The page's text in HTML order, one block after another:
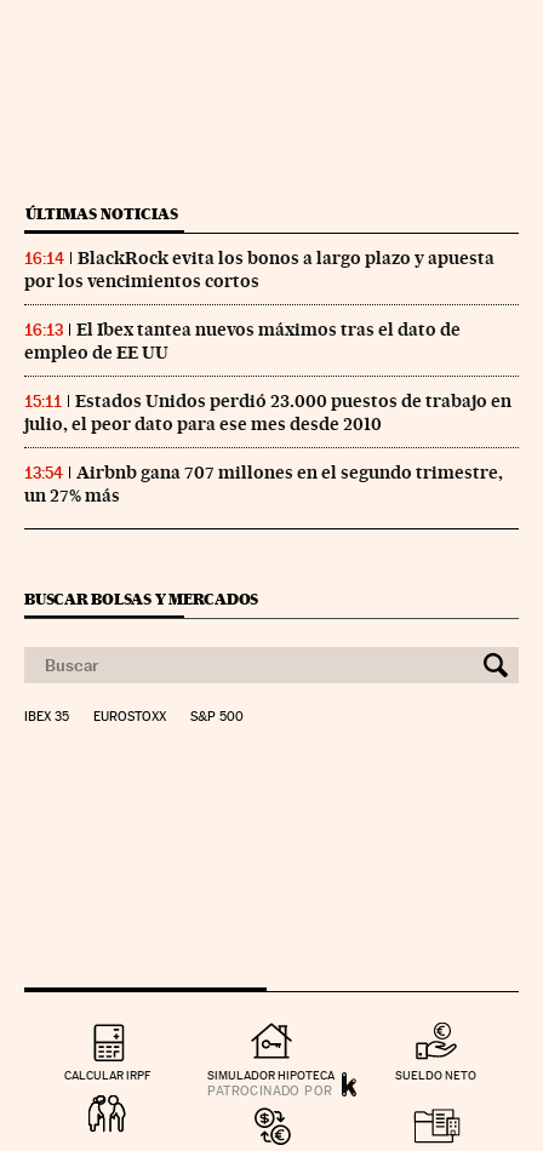
ÚLTIMAS NOTICIAS
16:14
BlackRock evita los bonos a largo plazo y apuesta
por los vencimientos cortos
16:13
El Ibex tantea nuevos máximos tras el dato de
empleo de EE UU
15:11
Estados Unidos perdió 23.000 puestos de trabajo en
julio, el peor dato para ese mes desde 2010
13:54
Airbnb gana 707 millones en el segundo trimestre,
un 27% más
BUSCAR BOLSAS Y MERCADOS
IBEX 35 EUROSTOXX S&P 500
CALCULAR IRPF SIMULADOR HIPOTECA SUELDO NETO